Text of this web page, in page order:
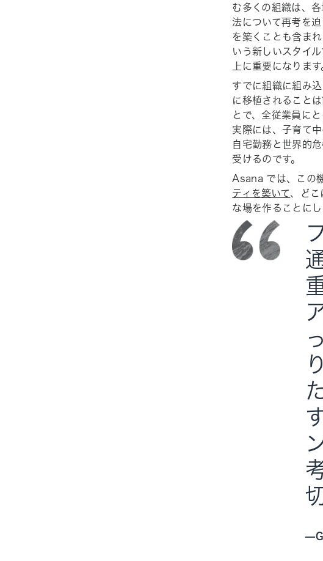
む多くの組織は、
法について再考を
を築くことも含ま
いう新しいスタイ
上に重要になります
すでに組織に組み
に移植されること
とで、全従業員に
実際には、子育て
自宅勤務と世界的
受けるのです。
Asana では、この
ティを築いて、どこ
な場を作ることに
—